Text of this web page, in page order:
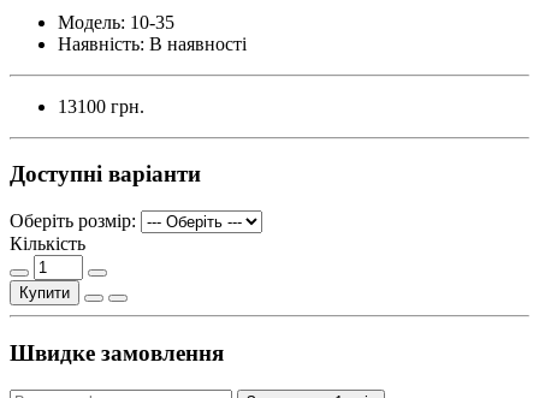
Модель: 10-35
Наявність: В наявності
13100 грн.
Доступні варіанти
Оберіть розмір:
Кількість
Купити
Швидке замовлення